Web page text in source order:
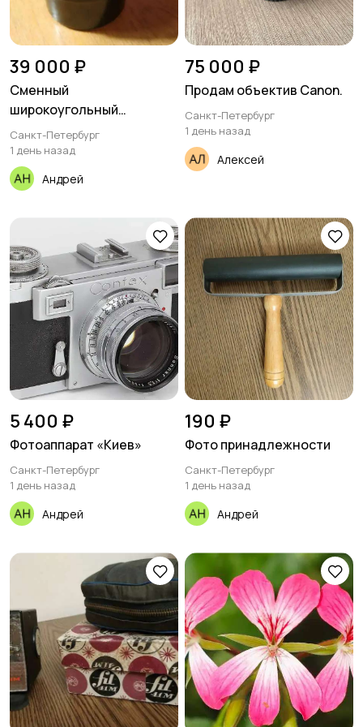
39 000 ₽
Сменный
широкоугольный
объектив Орион-15 628мм
Санкт-Петербург
1 день назад
Андрей
75 000 ₽
Продам объектив Canon.
Санкт-Петербург
1 день назад
Алексей
5 400 ₽
Фотоаппарат «Киев»
Санкт-Петербург
1 день назад
Андрей
190 ₽
Фото принадлежности
Санкт-Петербург
1 день назад
Андрей